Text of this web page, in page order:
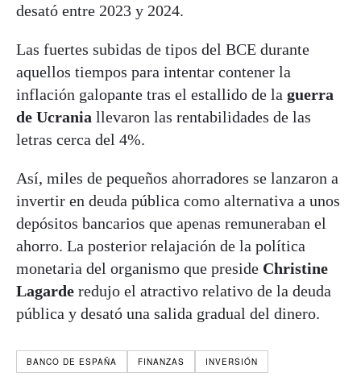
desató entre 2023 y 2024.
Las fuertes subidas de tipos del BCE durante
aquellos tiempos para intentar contener la
inflación galopante tras el estallido de la guerra
de Ucrania llevaron las rentabilidades de las
letras cerca del 4%.
Así, miles de pequeños ahorradores se lanzaron a
invertir en deuda pública como alternativa a unos
depósitos bancarios que apenas remuneraban el
ahorro. La posterior relajación de la política
monetaria del organismo que preside Christine
Lagarde redujo el atractivo relativo de la deuda
pública y desató una salida gradual del dinero.
BANCO DE ESPAÑA FINANZAS INVERSIÓN